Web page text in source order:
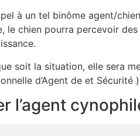
à un tel binôme agent/
le chien pourra percevoir
soit la situation, elle sera
d’Agent de et
l’agent